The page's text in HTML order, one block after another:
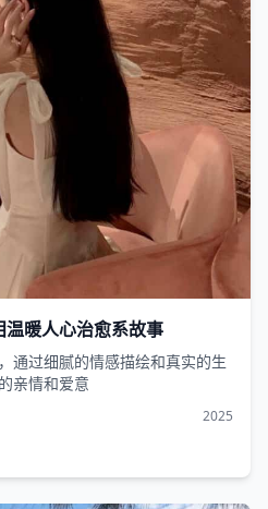
暖人心治愈系故事
通过细腻的情感描绘和真实的生
亲情和爱意
2025